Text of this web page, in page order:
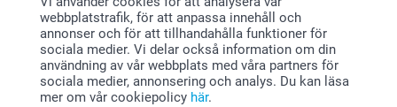
webbplatstrafik, för att anpassa innehåll och
annonser och för att tillhandahålla funktioner för
sociala medier. Vi delar också information om din
användning av vår webbplats med våra partners för
sociala medier, annonsering och analys. Du kan läsa
mer om vår cookiepolicy här.
2026-07-13
13:48
Hej Peter,
Stort tack för dina ⭐️⭐️⭐️⭐️⭐️ och omdöme, kul att du
är nöjd med din mugg!
Anna Nergårdh,
2026-07-06
Produkten var toppen, leveransen tyvärr senare än utlovat.